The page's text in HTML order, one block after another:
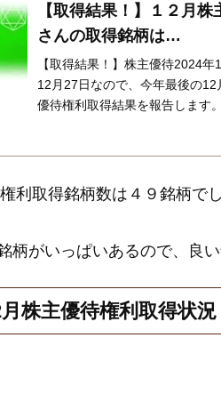
【取得結果！】１２月
さんの取得銘柄は…
【取得結果！】株主優待2024
12月27日なので、今年最後の
優待権利取得結果を報告します
券、楽天証券、ａｕカブコム
利取得銘柄数は４９銘柄でし
柄がいっぱいあるので、良
株主優待権利取得状況